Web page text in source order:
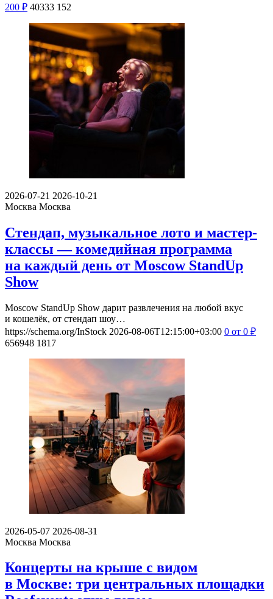
200 ₽ 40333 152
2026-07-21 2026-10-21
Москва Москва
Стендап, музыкальное лото и мастер-
классы — комедийная программа
на каждый день от Moscow StandUp
Show
Moscow StandUp Show дарит развлечения на любой вкус
и кошелёк, от стендап шоу…
https://schema.org/InStock 2026-08-06T12:15:00+03:00 0 от 0 ₽
656948 1817
2026-05-07 2026-08-31
Москва Москва
Концерты на крыше с видом
в Москве: три центральных площадки